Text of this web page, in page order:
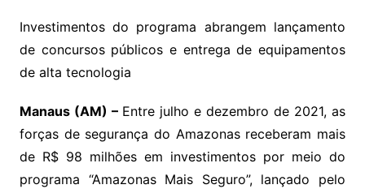
Investimentos do programa abrangem lançamento
de concursos públicos e entrega de equipamentos
de alta tecnologia
Manaus (AM) – Entre julho e dezembro de 2021, as
forças de segurança do Amazonas receberam mais
de R$ 98 milhões em investimentos por meio do
programa “Amazonas Mais Seguro”, lançado pelo